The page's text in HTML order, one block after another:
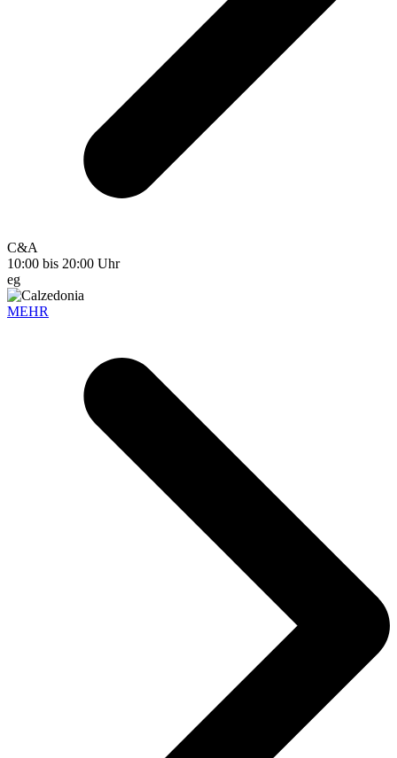
C&A
10:00 bis 20:00 Uhr
eg
MEHR